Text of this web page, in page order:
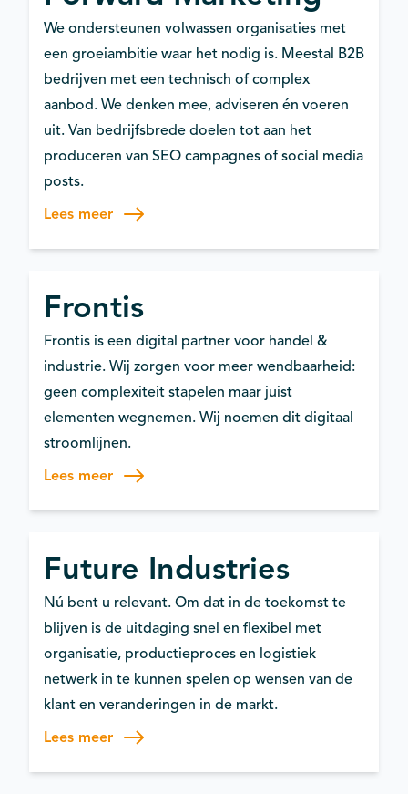
We ondersteunen volwassen organisaties met
een groeiambitie waar het nodig is. Meestal B2B
bedrijven met een technisch of complex
aanbod. We denken mee, adviseren én voeren
uit. Van bedrijfsbrede doelen tot aan het
produceren van SEO campagnes of social media
posts.
Lees meer
Frontis
Frontis is een digital partner voor handel &
industrie. Wij zorgen voor meer wendbaarheid:
geen complexiteit stapelen maar juist
elementen wegnemen. Wij noemen dit digitaal
stroomlijnen.
Lees meer
Future Industries
Nú bent u relevant. Om dat in de toekomst te
blijven is de uitdaging snel en flexibel met
organisatie, productieproces en logistiek
netwerk in te kunnen spelen op wensen van de
klant en veranderingen in de markt.
Lees meer